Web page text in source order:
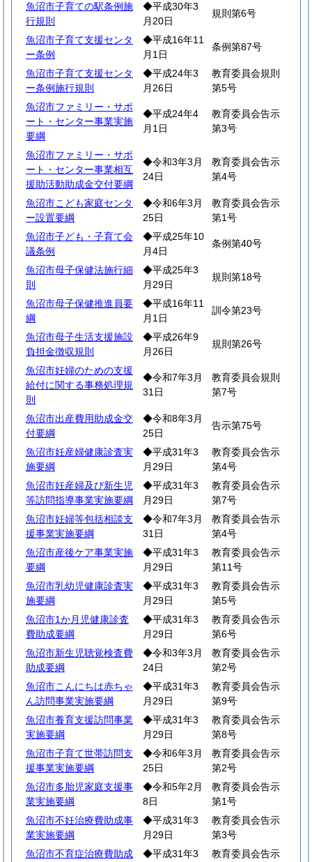
魚沼市子育ての駅条例施
行規則
◆平成30年3
月20日
規則第6号
魚沼市子育て支援センタ
ー条例
◆平成16年11
月1日
条例第87号
魚沼市子育て支援センタ
ー条例施行規則
◆平成24年3
月26日
教育委員会規則
第5号
魚沼市ファミリー・サポ
ート・センター事業実施
要綱
◆平成24年4
月1日
教育委員会告示
第3号
魚沼市ファミリー・サポ
ート・センター事業相互
援助活動助成金交付要綱
◆令和3年3月
24日
教育委員会告示
第4号
魚沼市こども家庭センタ
ー設置要綱
◆令和6年3月
25日
教育委員会告示
第1号
魚沼市子ども・子育て会
議条例
◆平成25年10
月4日
条例第40号
魚沼市母子保健法施行細
則
◆平成25年3
月29日
規則第18号
魚沼市母子保健推進員要
綱
◆平成16年11
月1日
訓令第23号
魚沼市母子生活支援施設
負担金徴収規則
◆平成26年9
月26日
規則第26号
魚沼市妊婦のための支援
給付に関する事務処理規
則
◆令和7年3月
31日
教育委員会規則
第7号
魚沼市出産費用助成金交
付要綱
◆令和8年3月
25日
告示第75号
魚沼市妊産婦健康診査実
施要綱
◆平成31年3
月29日
教育委員会告示
第4号
魚沼市妊産婦及び新生児
等訪問指導事業実施要綱
◆平成31年3
月29日
教育委員会告示
第7号
魚沼市妊婦等包括相談支
援事業実施要綱
◆令和7年3月
31日
教育委員会告示
第4号
魚沼市産後ケア事業実施
要綱
◆平成31年3
月29日
教育委員会告示
第11号
魚沼市乳幼児健康診査実
施要綱
◆平成31年3
月29日
教育委員会告示
第5号
魚沼市1か月児健康診査
費助成要綱
◆平成31年3
月29日
教育委員会告示
第6号
魚沼市新生児聴覚検査費
助成要綱
◆令和3年3月
24日
教育委員会告示
第2号
魚沼市こんにちは赤ちゃ
ん訪問事業実施要綱
◆平成31年3
月29日
教育委員会告示
第9号
魚沼市養育支援訪問事業
実施要綱
◆平成31年3
月29日
教育委員会告示
第8号
魚沼市子育て世帯訪問支
援事業実施要綱
◆令和6年3月
25日
教育委員会告示
第2号
魚沼市多胎児家庭支援事
業実施要綱
◆令和5年2月
8日
教育委員会告示
第1号
魚沼市不妊治療費助成事
業実施要綱
◆平成31年3
月29日
教育委員会告示
第3号
魚沼市不育症治療費助成
◆平成31年3
教育委員会告示